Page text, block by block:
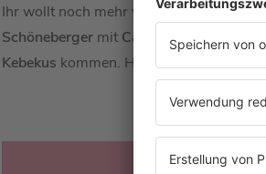
Ihr wollt noch mehr vonCarolin
Schöneberger mit Carolin Kebekus an.
Kebekus kommen. Hier könnt ihr die